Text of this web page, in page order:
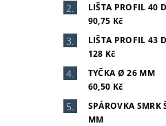
LIŠTA PROFIL 40
90,75 Kč
LIŠTA PROFIL 43
128 Kč
TYČKA Ø 26 MM
60,50 Kč
SPÁROVKA SMRK
MM